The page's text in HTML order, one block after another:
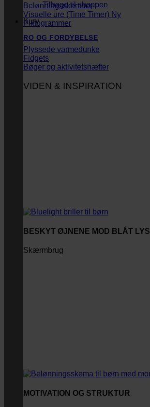
Tilbage til shoppen
Kurv
Belønningsskemaer
Visuelle ure (Time Timer)
Piktogrammer
RO OG FORDYBELSE
Plyssede varmedunke
Fidgets
Bøger og aktivitetshæfter
VIDEN & INSPIRATION
BESKYT ØJNENE MOD BLÅT LYS
Skærmbrug
MOTIVATION OG STRUKTUR